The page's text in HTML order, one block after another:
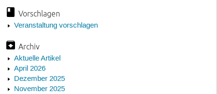
Vorschlagen
Veranstaltung vorschlagen
Archiv
Aktuelle Artikel
April 2026
Dezember 2025
November 2025